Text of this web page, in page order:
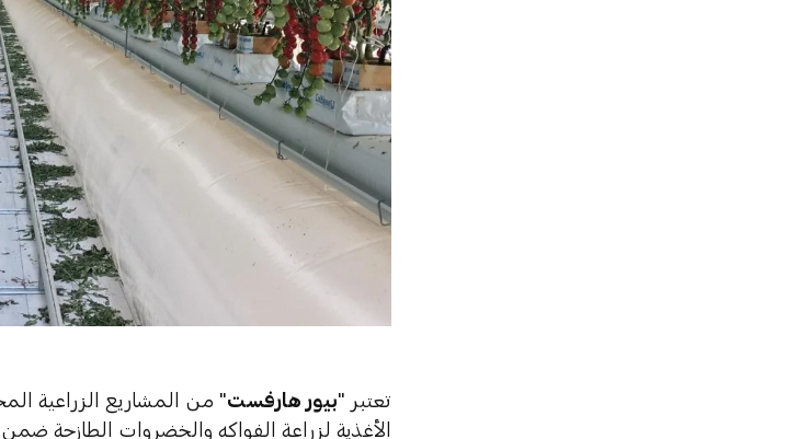
تعتبر "بيور هارفست" من المشاريع الزراعية
الأغذية لزراعة الفواكه والخضروات الطازجة ضمن